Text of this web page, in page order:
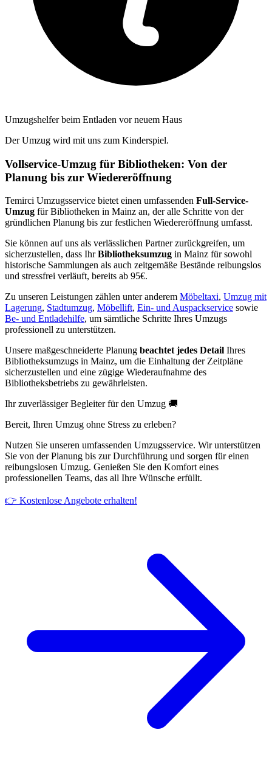
Umzugshelfer beim Entladen vor neuem Haus
Der Umzug wird mit uns zum Kinderspiel.
Vollservice-Umzug für Bibliotheken: Von der
Planung bis zur Wiedereröffnung
Temirci Umzugsservice bietet einen umfassenden Full-Service-
Umzug für Bibliotheken in Mainz an, der alle Schritte von der
gründlichen Planung bis zur festlichen Wiedereröffnung umfasst.
Sie können auf uns als verlässlichen Partner zurückgreifen, um
sicherzustellen, dass IhrBibliotheksumzug in Mainz für sowohl
historische Sammlungen als auch zeitgemäße Bestände reibungslos
und stressfrei verläuft, bereits ab 95€.
Zu unseren Leistungen zählen unter anderem Möbeltaxi, Umzug mit
Lagerung, Stadtumzug, Möbellift, Ein- und Auspackservice sowie
Be- und Entladehilfe, um sämtliche Schritte Ihres Umzugs
professionell zu unterstützen.
Unsere maßgeschneiderte Planung beachtet jedes Detail Ihres
Bibliotheksumzugs in Mainz, um die Einhaltung der Zeitpläne
sicherzustellen und eine zügige Wiederaufnahme des
Bibliotheksbetriebs zu gewährleisten.
Ihr zuverlässiger Begleiter für den Umzug 🚚
Bereit, Ihren Umzug ohne Stress zu erleben?
Nutzen Sie unseren umfassenden Umzugsservice. Wir unterstützen
Sie von der Planung bis zur Durchführung und sorgen für einen
reibungslosen Umzug. Genießen Sie den Komfort eines
professionellen Teams, das all Ihre Wünsche erfüllt.
👉 Kostenlose Angebote erhalten!